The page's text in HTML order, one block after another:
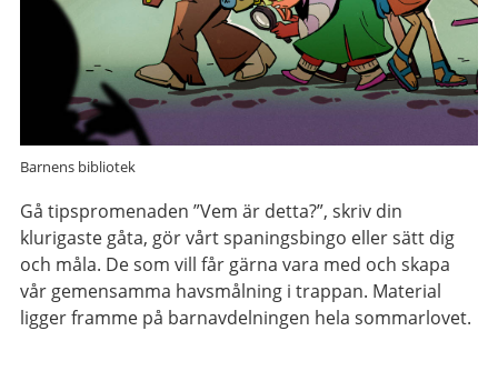
Barnens bibliotek
Gå tipspromenaden ”Vem är detta?”, skriv din
klurigaste gåta, gör vårt spaningsbingo eller sätt dig
och måla. De som vill får gärna vara med och skapa
vår gemensamma havsmålning i trappan. Material
ligger framme på barnavdelningen hela sommarlovet.